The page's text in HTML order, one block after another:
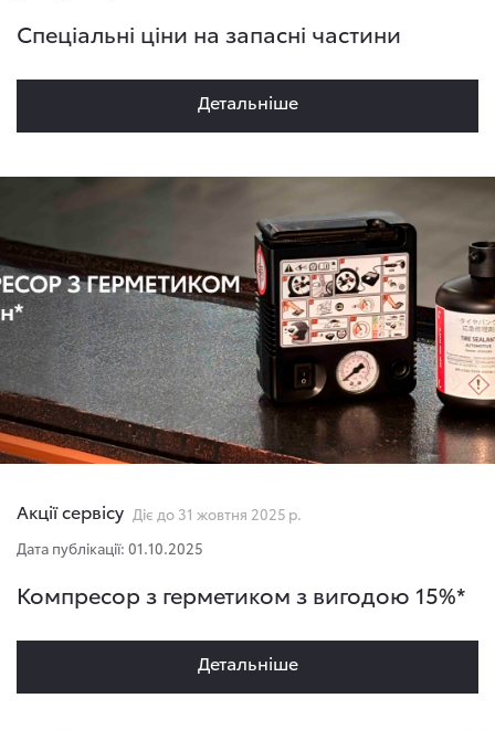
Спеціальні ціни на запасні частини
Детальнiше
Акції сервісу Діє до 31 жовтня 2025 р.
Дата публікації: 01.10.2025
Компресор з герметиком з вигодою 15%*
Детальнiше